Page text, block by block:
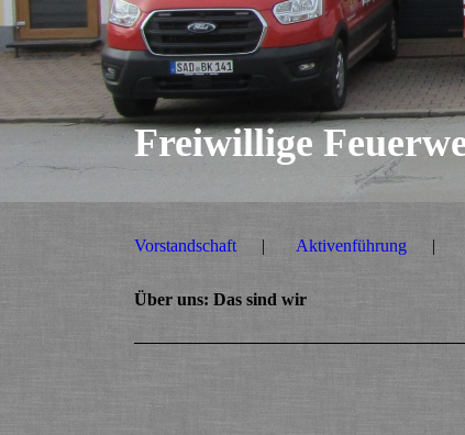
Freiwillige
Vorstandschaft Aktivenführung
Über uns: Das sind wir